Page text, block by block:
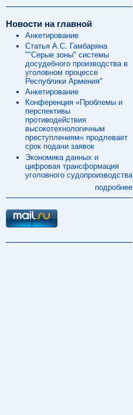
Новости на главной
Анкетирование
Статья А.С. Гамбаряна
""Серые зоны" системы
досудебного производства в
уголовном процессе
Республики Армения"
Анкетирование
Конференция «Проблемы и
перспективы
противодействия
высокотехнологичным
преступлениям» продлевает
срок подачи заявок
Экономика данных и
цифровая трансформация
уголовного судопроизводства
подробнее